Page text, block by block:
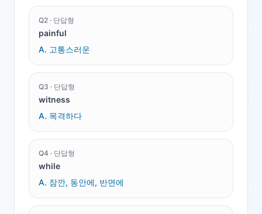
Q2 · 단답형
painful
A. 고통스러운
Q3 · 단답형
witness
A. 목격하다
Q4 · 단답형
while
A. 잠깐, 동안에, 반면에